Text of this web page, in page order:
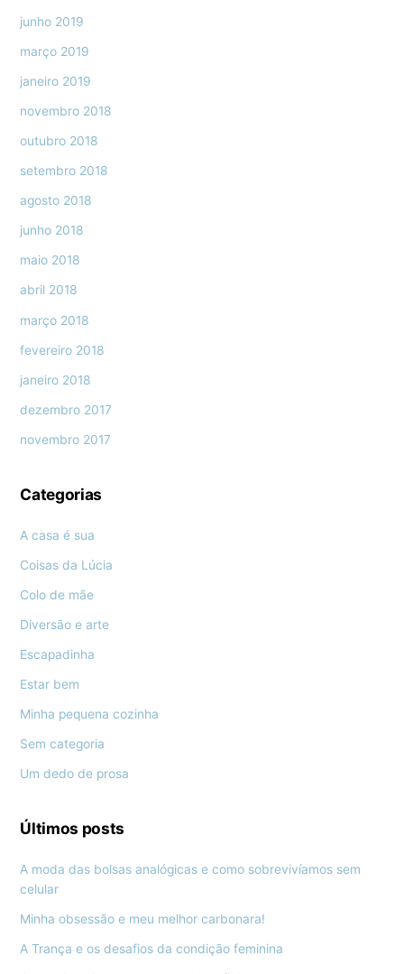
junho 2019
março 2019
janeiro 2019
novembro 2018
outubro 2018
setembro 2018
agosto 2018
junho 2018
maio 2018
abril 2018
março 2018
fevereiro 2018
janeiro 2018
dezembro 2017
novembro 2017
Categorias
A casa é sua
Coisas da Lúcia
Colo de mãe
Diversão e arte
Escapadinha
Estar bem
Minha pequena cozinha
Sem categoria
Um dedo de prosa
Últimos posts
A moda das bolsas analógicas e como sobrevivíamos sem
celular
Minha obsessão e meu melhor carbonara!
A Trança e os desafios da condição feminina